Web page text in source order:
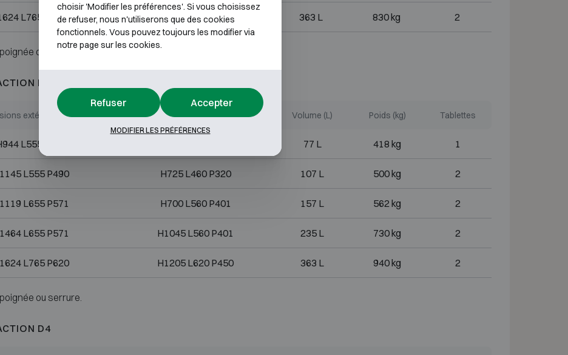
L765 P620 H1205 L620 P450 363 L 830 kg 2
ou serrure.
D3
extérieures (mm) Dimensions internes (mm) Volume (L) Poids (kg) Tablettes
L555 P490 77 L 418 kg 1
L555 P490 H725 L460 P320 107 L 500 kg 2
L655 P571 H700 L560 P401 157 L 562 kg 2
L655 P571 H1045 L560 P401 235 L 730 kg 2
L765 P620 H1205 L620 P450 363 L 940 kg 2
ou serrure.
D4
choisir 'Modifier les préférences'. Si vous choisissez
de refuser, nous n'utiliserons que des cookies
fonctionnels. Vous pouvez toujours les modifier via
notre page sur les cookies.
Refuser Accepter
MODIFIER LES PRÉFÉRENCES